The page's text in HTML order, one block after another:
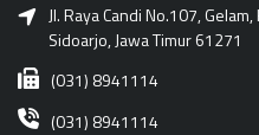
Jl. Raya Candi No.107,
Sidoarjo, Jawa Timur 61271
(031) 8941114
(031) 8941114